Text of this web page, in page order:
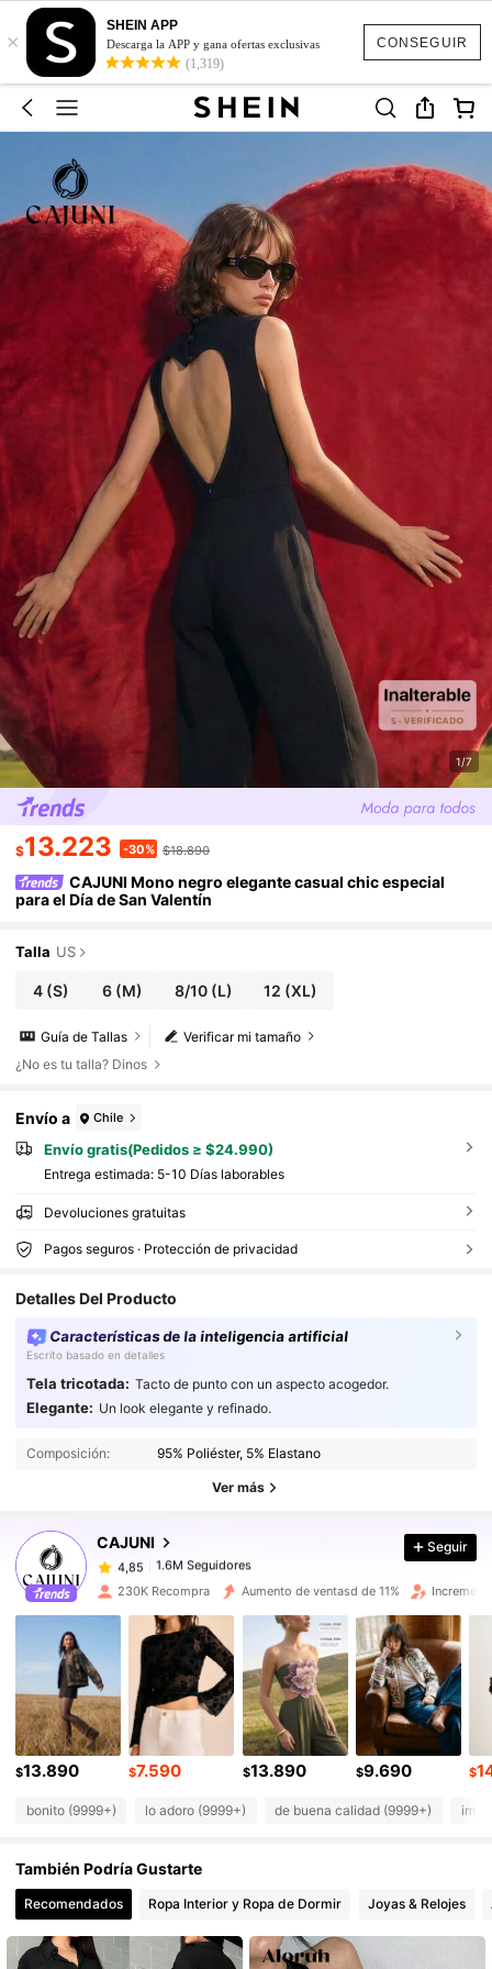
CONSEGUIR
×
SHEIN APP
Descarga la APP y gana ofertas exclusivas
(1,319)
1/7
$13.223 -30% $18.890
CAJUNI Mono negro elegante casual chic especial
para el Día de San Valentín
Talla US
4 (S) 6 (M) 8/10(L) 12 (XL)
Verificar mi tamaño
Guía de Tallas
¿No es tu talla? Dinos
Envío a Chile
Envío gratis(Pedidos ≥ $24.990)
Entrega estimada: 5-10 Días laborables
Devoluciones gratuitas
Pagos seguros · Protección de privacidad
Detalles Del Producto
Características de la inteligencia artificial
Escrito basado en detalles
Tela tricotada: Tacto de punto con un aspecto acogedor.
Elegante: Un look elegante y refinado.
Composición: 95% Poliéster, 5% Elastano
Ver más
CAJUNI
1.6M Seguidores
4,85
1.6M Seguidores
l***4
1.6M Seguidores
4,85 1.6M Seguidores
4,85 1.6M Seguidores
4,85 1.6M Seguidores
Seguir
230K Recompra Aumento de ventasd de 11%
$13.890 $7.590 $13.890 $9.690 $
bonito (9999+) lo adoro (9999+) de buena calidad (9999+)
También Podría Gustarte
Recomendados Ropa Interior y Ropa de Dormir Joyas & Relojes